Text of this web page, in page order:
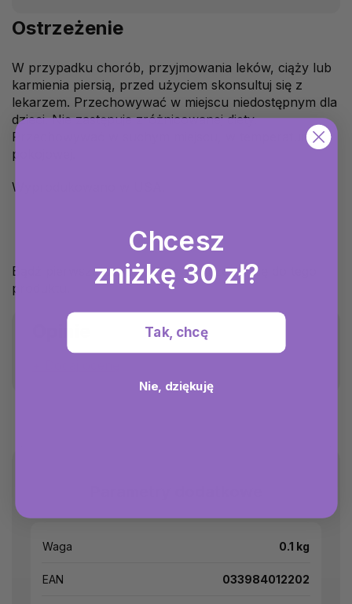
Ostrzeżenie
W przypadku chorób, przyjmowania leków, ciąży lub
karmienia piersią, przed użyciem skonsultuj się z
lekarzem. Przechowywać w miejscu niedostępnym dla
dzieci. Nie zastępuje zróżnicowanej diety.
Przechowywać w suchym miejscu, w temperaturze
pokojowej.
Wyprodukowano w USA.
Bądź pierwszą osobą, która napisze opinię do tego
produktu.
Waga 0.1 kg
EAN 033984012202
Chcesz
zniżkę 30 zł?
Tak, chcę
Nie, dziękuję